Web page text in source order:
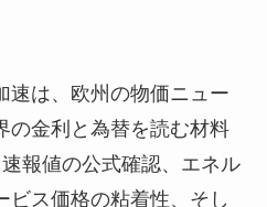
速は、欧州の物価ニュー
の金利と為替を読む材料
報値の公式確認、エネル
ビス価格の粘着性、そし